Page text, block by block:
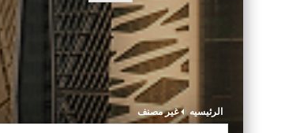
الرئيسيه غير مصنف